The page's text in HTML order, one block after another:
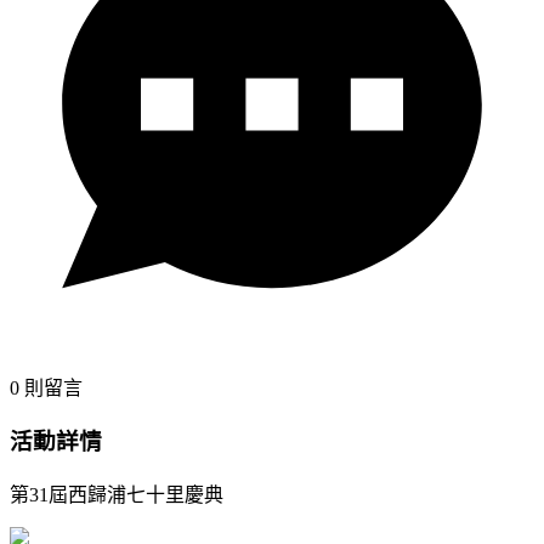
0 則留言
活動詳情
第31屆西歸浦七十里慶典